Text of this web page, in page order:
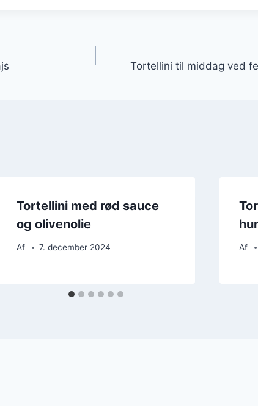
Tortellini til middag ved
Tortellini med rød sauce
og olivenolie
Af 7. december 2024 Af